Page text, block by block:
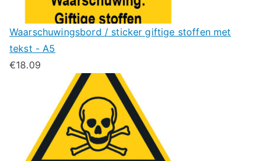
Waarschuwingsbord / sticker giftige stoffen met
tekst - A5
€18.09